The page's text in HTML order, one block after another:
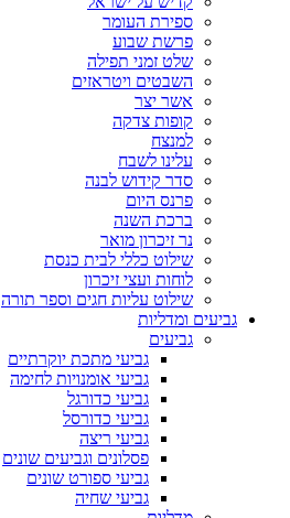
ספירת העומר
פרשת שבוע
שלט זמני תפילה
השבטים ויטראזים
אשר יצר
קופות צדקה
למנצח
עלינו לשבח
סדר קידוש לבנה
פרנס היום
ברכת השנה
נר זיכרון מואר
שילוט כללי לבית כנסת
לוחות ועצי זיכרון
שילוט עליות חגים וספר תורה
גביעים ומדליות
גביעים
גביעי מתכת יוקרתיים
גביעי אומנויות לחימה
גביעי כדורגל
גביעי כדורסל
גביעי ריצה
פסלונים וגביעים שונים
גביעי ספורט שונים
גביעי שחיה